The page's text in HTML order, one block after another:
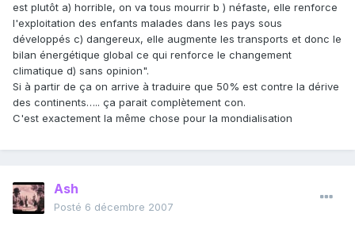
est plutôt a) horrible, on va tous mourrir b ) néfaste, elle renforce
l'exploitation des enfants malades dans les pays sous
développés c) dangereux, elle augmente les transports et donc le
bilan énergétique global ce qui renforce le changement
climatique d) sans opinion".
Si à partir de ça on arrive à traduire que 50% est contre la dérive
des continents….. ça parait complètement con.
C'est exactement la même chose pour la mondialisation
Ash
Posté 6 décembre 2007